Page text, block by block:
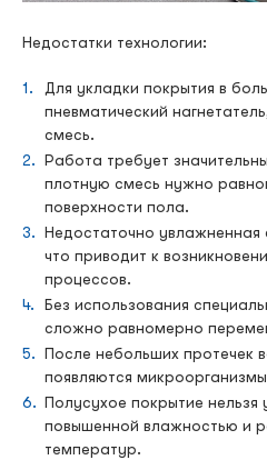
Недостатки технологии:
Для укладки покрытия в
пневматический
смесь.
Работа требует
плотную смесь нужно
поверхности пола.
Недостаточно увлажненная
что приводит к
процессов.
Без использования
сложно равномерно
После небольших протечек
появляются
Полусухое покрытие
повышенной влажностью и
температур.